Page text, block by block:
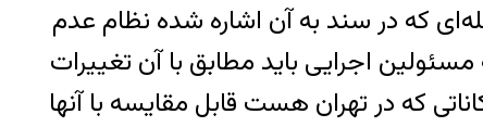
که در سند به آن اشاره شده نظام عدم
اجرایی باید مطابق با آن تغییرات
که در تهران هست قابل مقایسه با آنها